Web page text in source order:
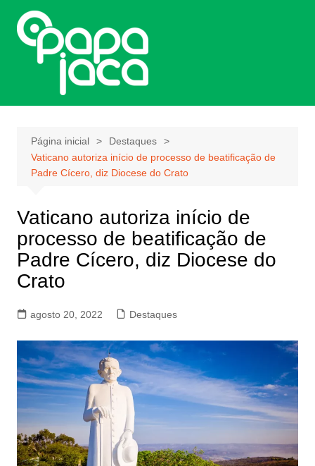
para
conteúdo
Página inicial
Destaques
Vaticano autoriza início de processo de beatificação de
Padre Cícero, diz Diocese do Crato
Vaticano autoriza início de
processo de beatificação de
Padre Cícero, diz Diocese do
Crato
agosto 20, 2022 Destaques